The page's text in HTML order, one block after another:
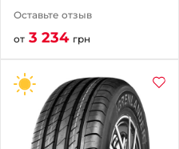
Оставьте отзыв
от 3 234 грн